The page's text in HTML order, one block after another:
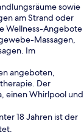
sowie
am Strand oder
Wellness-Angebote
Massagen,
Im
angeboten,
Der
einen Whirlpool und
18 Jahren ist der